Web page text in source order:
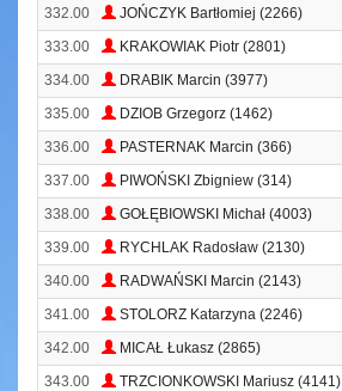
332.00
JOŃCZYK Bartłomiej (2266)
333.00
KRAKOWIAK Piotr (2801)
334.00
DRABIK Marcin (3977)
335.00
DZIOB Grzegorz (1462)
336.00
PASTERNAK Marcin (366)
337.00
PIWOŃSKI Zbigniew (314)
338.00
GOŁĘBIOWSKI Michał (4003)
339.00
RYCHLAK Radosław (2130)
340.00
RADWAŃSKI Marcin (2143)
341.00
STOLORZ Katarzyna (2246)
342.00 MICAŁ Łukasz (2865)
343.00 TRZCIONKOWSKI Mariusz (4141)